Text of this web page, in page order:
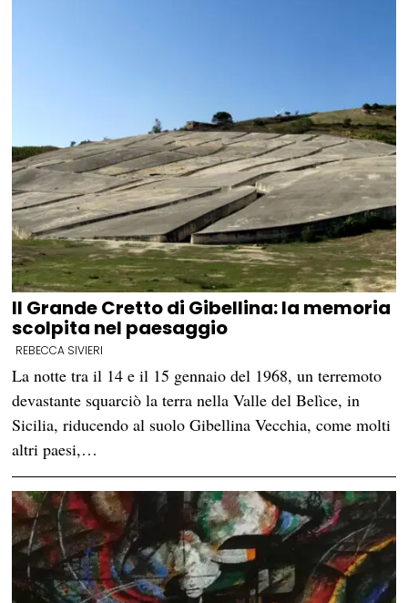
Il Grande Cretto di Gibellina: la memoria
scolpita nel paesaggio
REBECCA SIVIERI
La notte tra il 14 e il 15 gennaio del 1968, un terremoto
devastante squarciò la terra nella Valle del Belìce, in
Sicilia, riducendo al suolo Gibellina Vecchia, come molti
altri paesi,…